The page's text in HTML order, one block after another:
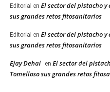
Editorial en El sector del pistacho
sus grandes retos fitosanitarios
Editorial en El sector del pistacho
sus grandes retos fitosanitarios
Ejay Dehal en El sector del
Tomelloso sus grandes retos